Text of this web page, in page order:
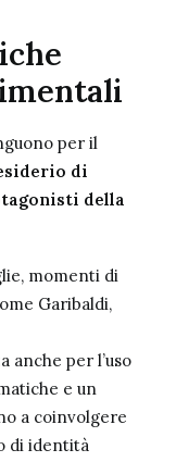
per il
di
della
momenti di
Garibaldi,
anche per l’uso
e un
a coinvolgere
di identità